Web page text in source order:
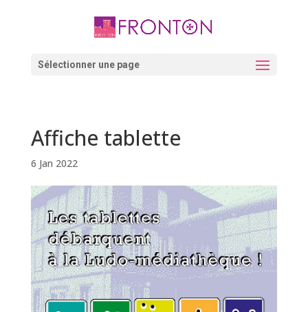
Sélectionner une page
Affiche tablette
6 Jan 2022